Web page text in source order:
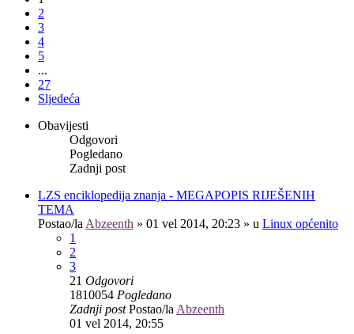
2
3
4
5
...
27
Sljedeća
Obavijesti
Odgovori
Pogledano
Zadnji post
LZS enciklopedija znanja - MEGAPOPIS RIJEŠENIH
TEMA
Postao/la Abzeenth » 01 vel 2014, 20:23 » u Linux općenito
1
2
3
21 Odgovori
1810054 Pogledano
Zadnji postPostao/la Abzeenth
01 vel 2014, 20:55